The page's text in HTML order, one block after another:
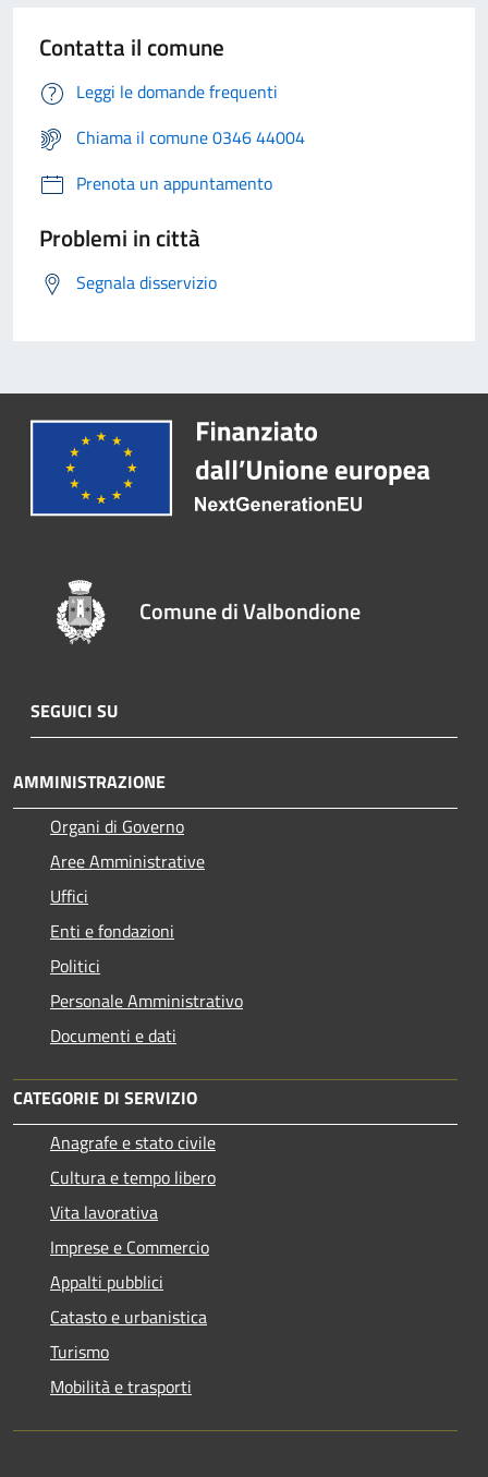
Contatta il comune
Leggi le domande frequenti
Chiama il comune 0346 44004
Prenota un appuntamento
Problemi in città
Segnala disservizio
Comune di Valbondione
SEGUICI SU
AMMINISTRAZIONE
Organi di Governo
Aree Amministrative
Uffici
Enti e fondazioni
Politici
Personale Amministrativo
Documenti e dati
CATEGORIE DI SERVIZIO
Anagrafe e stato civile
Cultura e tempo libero
Vita lavorativa
Imprese e Commercio
Appalti pubblici
Catasto e urbanistica
Turismo
Mobilità e trasporti